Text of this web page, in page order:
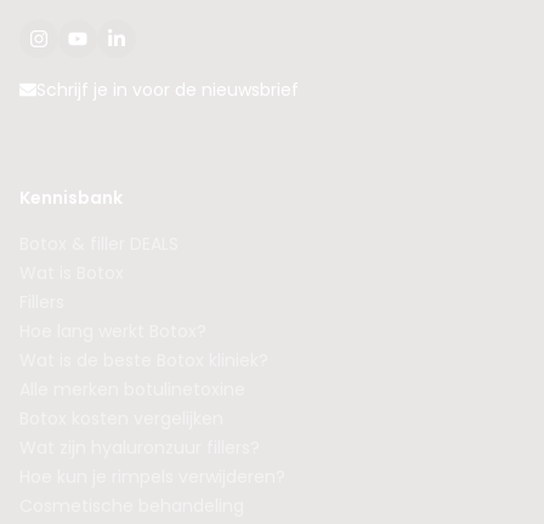
Schrijf je in voor de nieuwsbrief
Kennisbank